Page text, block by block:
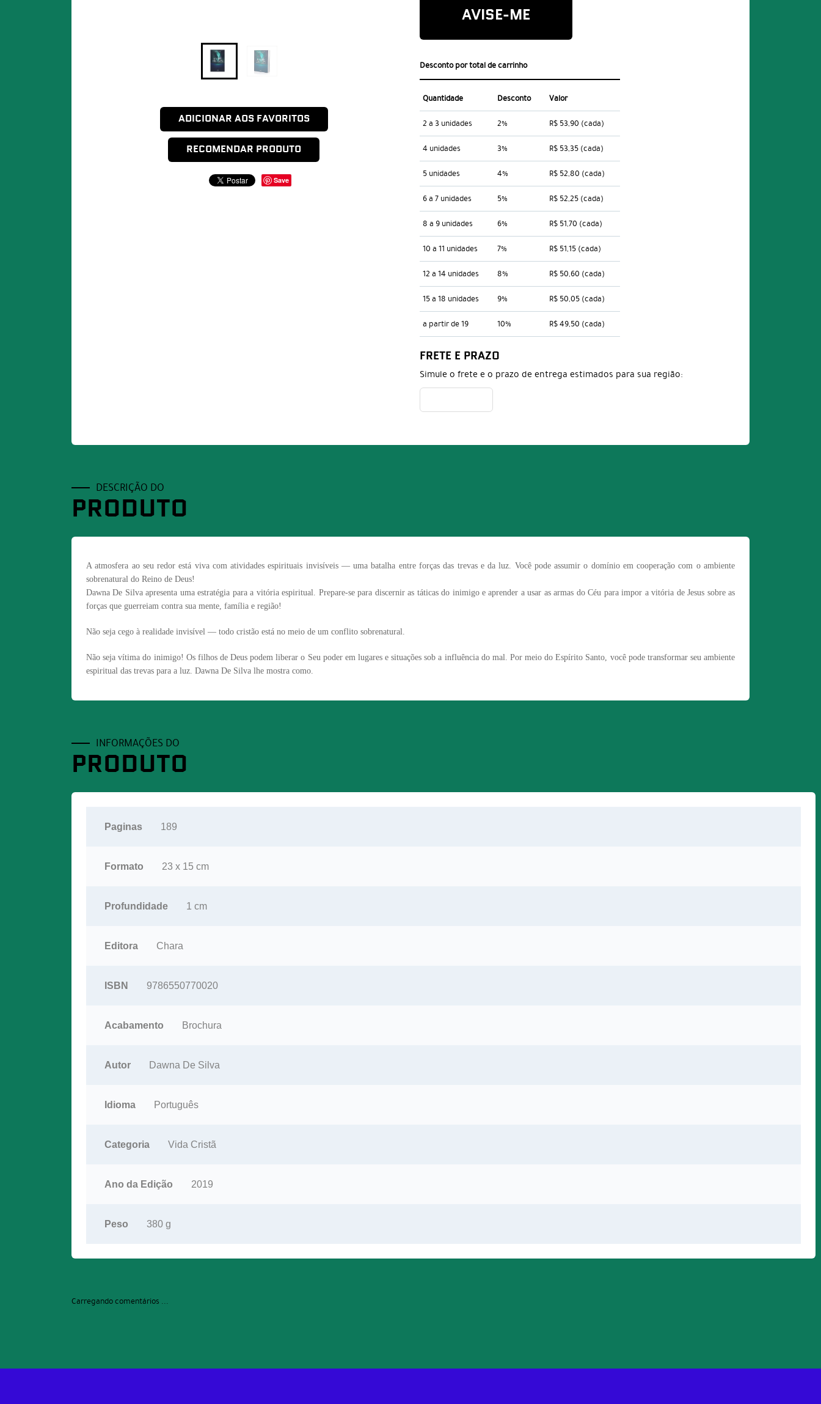
ADICIONAR AOS FAVORITOS
RECOMENDAR PRODUTO
Save
AVISE-ME
Desconto por total de carrinho
Quantidade Desconto Valor
2 a 3 unidades 2% R$ 53,90 (cada)
4 unidades 3% R$ 53,35 (cada)
5 unidades 4% R$ 52,80 (cada)
6 a 7 unidades 5% R$ 52,25 (cada)
8 a 9 unidades 6% R$ 51,70 (cada)
10 a 11 unidades 7% R$ 51,15 (cada)
12 a 14 unidades 8% R$ 50,60 (cada)
15 a 18 unidades 9% R$ 50,05 (cada)
a partir de 19 10% R$ 49,50 (cada)
FRETE E PRAZO
Simule o frete e o prazo de entrega estimados para sua região:
DESCRIÇÃO DO
PRODUTO
A atmosfera ao seu redor está viva com atividades espirituais invisíveis — uma batalha entre forças das trevas e da luz. Você pode assumir o domínio em cooperação com o ambiente
sobrenatural do Reino de Deus!
Dawna De Silva apresenta uma estratégia para a vitória espiritual. Prepare-se para discernir as táticas do inimigo e aprender a usar as armas do Céu para impor a vitória de Jesus sobre as
forças que guerreiam contra sua mente, família e região!
Não seja cego à realidade invisível — todo cristão está no meio de um conflito sobrenatural.
Não seja vítima do inimigo! Os filhos de Deus podem liberar o Seu poder em lugares e situações sob a influência do mal. Por meio do Espírito Santo, você pode transformar seu ambiente
espiritual das trevas para a luz. Dawna De Silva lhe mostra como.
INFORMAÇÕES DO
PRODUTO
Paginas 189
Formato 23 x 15 cm
Profundidade 1 cm
Editora Chara
ISBN 9786550770020
Acabamento Brochura
Autor Dawna De Silva
Idioma Português
Categoria Vida Cristã
Ano da Edição 2019
Peso 380 g
Carregando comentários ...